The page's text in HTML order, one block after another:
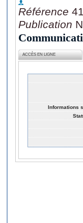
Référence
Publication
ACCÈS EN LIGNE
Informations